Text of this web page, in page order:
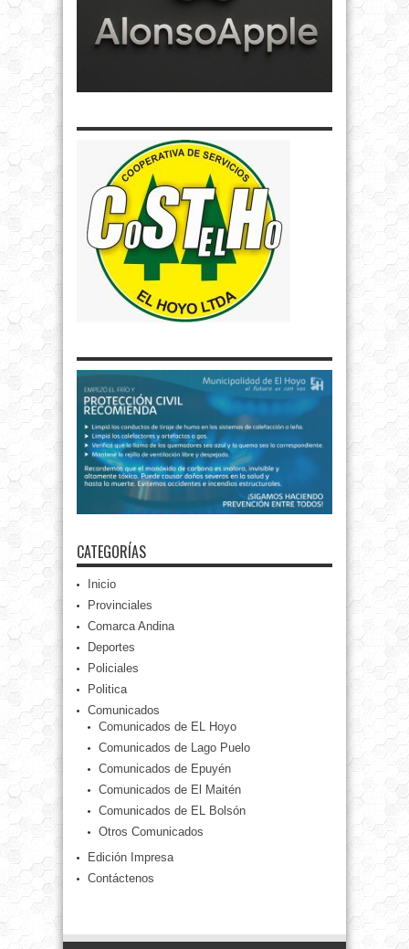
CATEGORÍAS
Inicio
Provinciales
Comarca Andina
Deportes
Policiales
Politica
Comunicados
Comunicados de EL Hoyo
Comunicados de Lago Puelo
Comunicados de Epuyén
Comunicados de El Maitén
Comunicados de EL Bolsón
Otros Comunicados
Edición Impresa
Contáctenos